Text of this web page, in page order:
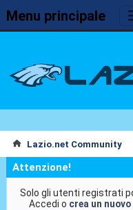
Menu principale
Lazio.net Community
Attenzione!
Solo gli utenti registrati
Accedi o crea un